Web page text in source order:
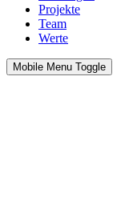
Projekte
Team
Werte
Mobile Menu Toggle